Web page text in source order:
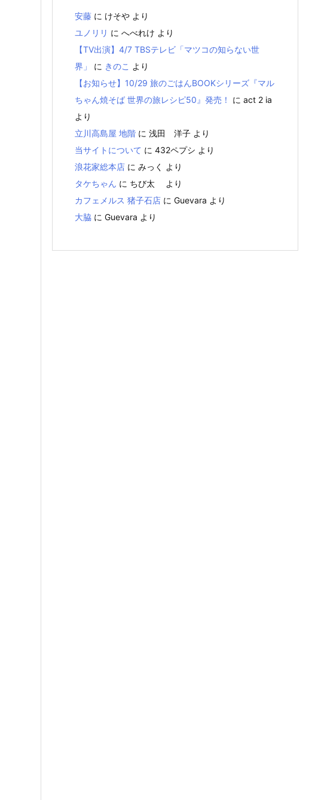
安藤 に けそや より
ユノリリ に へべれけ より
【TV出演】4/7 TBSテレビ「マツコの知らない世
界」
に きのこ より
【お知らせ】10/29 旅のごはんBOOKシリーズ『マル
ちゃん焼そば 世界の旅レシピ50』発売！
に act 2 ia
より
立川高島屋 地階 に 浅田 洋子 より
当サイトについて に 432ペプシ より
浪花家総本店 に みっく
より
タケちゃん に ちび太
より
カフェメルス 猪子石店 に Guevara より
大脇 に Guevara より